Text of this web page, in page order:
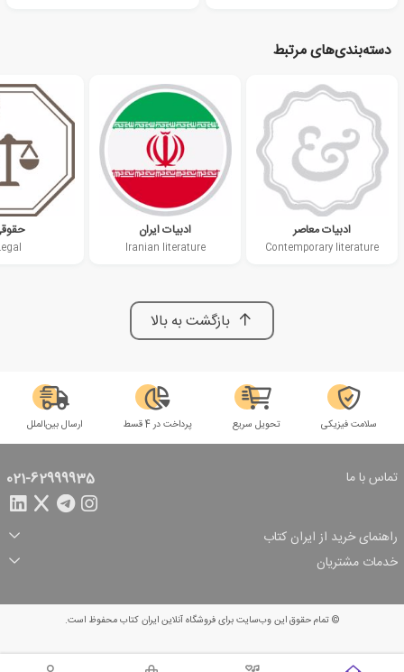
دسته‌بندی‌های مرتبط
ادبیات معاصر
Contemporary literature
ادبیات ایران
Iranian literature
بازگشت به بالا
سلامت فیزیکی تحویل سریع پرداخت در 4 قسط ارسال بین‌الملل
تماس با ما 021-62999935
راهنمای خرید از ایران کتاب
ثبت سفارش
شرایط ارسال سفارش
شیوه پرداخت
تخفیف‌های خرید
خدمات مشتریان
© تمام حقوق این وب‌سایت برای فروشگاه آنلاین ایران کتاب محفوظ است.
سبد خرید